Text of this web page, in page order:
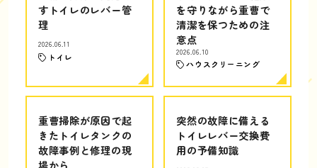
すトイレのレバー管
理
2026.06.11
トイレ
を守りながら重曹で
清潔を保つための注
意点
2026.06.10
ハウスクリーニング
重曹掃除が原因で起
きたトイレタンクの
故障事例と修理の現
場から
突然の故障に備える
トイレレバー交換費
用の予備知識